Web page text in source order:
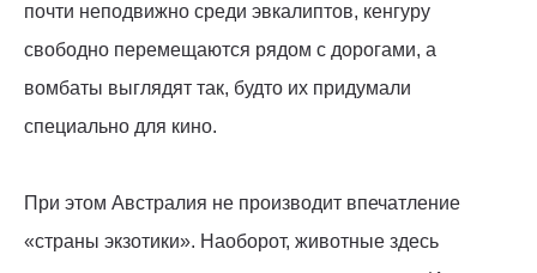
почти неподвижно среди эвкалиптов, кенгуру
свободно перемещаются рядом с дорогами, а
вомбаты выглядят так, будто их придумали
специально для кино.
При этом Австралия не производит впечатление
«страны экзотики». Наоборот, животные здесь